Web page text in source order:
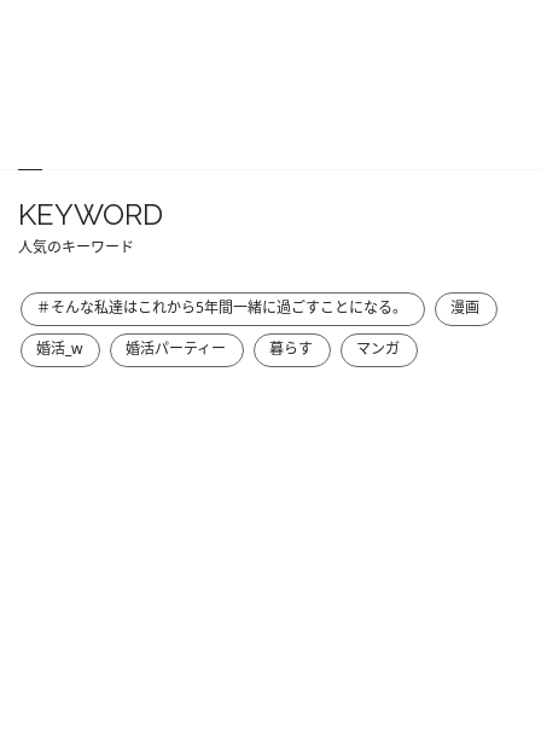
KEYWORD
人気のキーワード
＃そんな私達はこれから5年間一緒に過ごすことになる。
漫画
婚活_w
婚活パーティー 暮らす マンガ